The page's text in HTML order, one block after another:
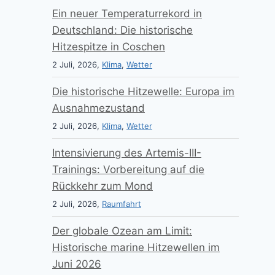
Ein neuer Temperaturrekord in
Deutschland: Die historische
Hitzespitze in Coschen
2 Juli, 2026, Klima, Wetter
Die historische Hitzewelle: Europa im
Ausnahmezustand
2 Juli, 2026, Klima, Wetter
Intensivierung des Artemis-III-
Trainings: Vorbereitung auf die
Rückkehr zum Mond
2 Juli, 2026, Raumfahrt
Der globale Ozean am Limit:
Historische marine Hitzewellen im
Juni 2026